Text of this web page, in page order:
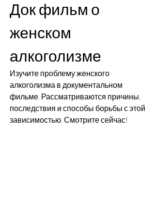
Док фильм о
женском
алкоголизме
Изучите проблему женского
алкоголизма в документальном
фильме. Рассматриваются причины,
последствия и способы борьбы с этой
зависимостью. Смотрите сейчас!